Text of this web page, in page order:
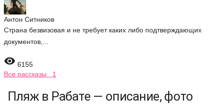
Антон Ситников
Страна безвизовая и не требует каких либо подтверждающих
документов,...
 6155
Все рассказы 1
Пляж в Рабате — описание, фото